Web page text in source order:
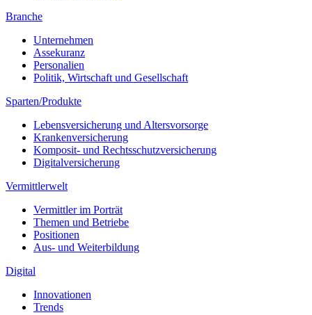
Branche
Unternehmen
Assekuranz
Personalien
Politik, Wirtschaft und Gesellschaft
Sparten/Produkte
Lebensversicherung und Altersvorsorge
Krankenversicherung
Komposit- und Rechtsschutzversicherung
Digitalversicherung
Vermittlerwelt
Vermittler im Porträt
Themen und Betriebe
Positionen
Aus- und Weiterbildung
Digital
Innovationen
Trends